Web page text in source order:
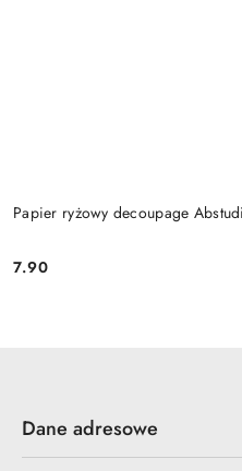
Papier ryżowy decoupage
Cena:
7.90
Dane adresowe